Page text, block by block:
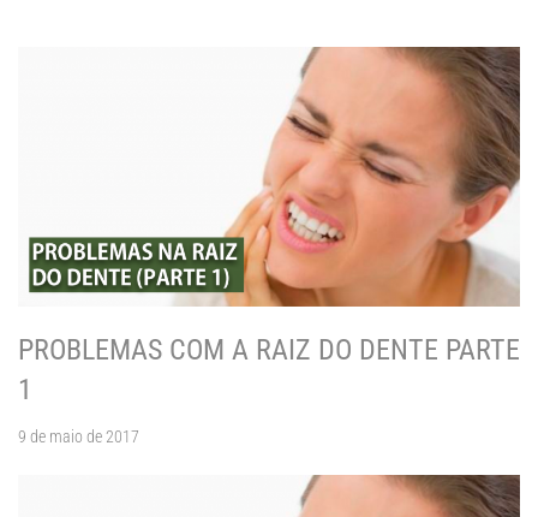
PROBLEMAS COM A RAIZ DO DENTE PARTE
1
9 de maio de 2017